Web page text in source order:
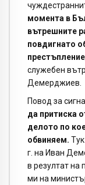
момента в
вътрешните
повдигнато
престъпление
служебен
Демерджиев.
Повод за
да притиска
делото по
обвиняем.
г. на Иван
в резултат на
ми на